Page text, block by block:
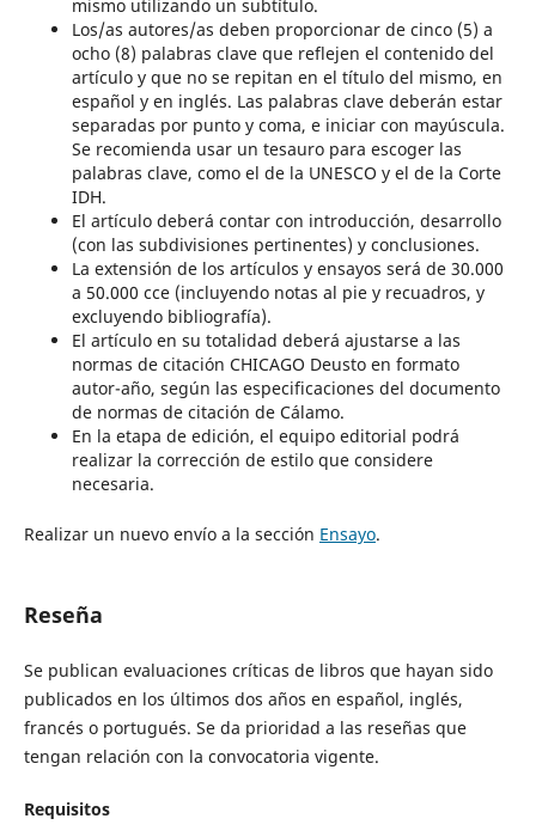
mismo utilizando un subtítulo.
Los/as autores/as deben proporcionar de cinco (5) a
ocho (8) palabras clave que reflejen el contenido del
artículo y que no se repitan en el título del mismo, en
español y en inglés. Las palabras clave deberán estar
separadas por punto y coma, e iniciar con mayúscula.
Se recomienda usar un tesauro para escoger las
palabras clave, como el de la UNESCO y el de la Corte
IDH.
El artículo deberá contar con introducción, desarrollo
(con las subdivisiones pertinentes) y conclusiones.
La extensión de los artículos y ensayos será de 30.000
a 50.000 cce (incluyendo notas al pie y recuadros, y
excluyendo bibliografía).
El artículo en su totalidad deberá ajustarse a las
normas de citación CHICAGO Deusto en formato
autor-año, según las especificaciones del documento
de normas de citación de Cálamo.
En la etapa de edición, el equipo editorial podrá
realizar la corrección de estilo que considere
necesaria.
Realizar un nuevo envío a la sección Ensayo.
Reseña
Se publican evaluaciones críticas de libros que hayan sido
publicados en los últimos dos años en español, inglés,
francés o portugués. Se da prioridad a las reseñas que
tengan relación con la convocatoria vigente.
Requisitos